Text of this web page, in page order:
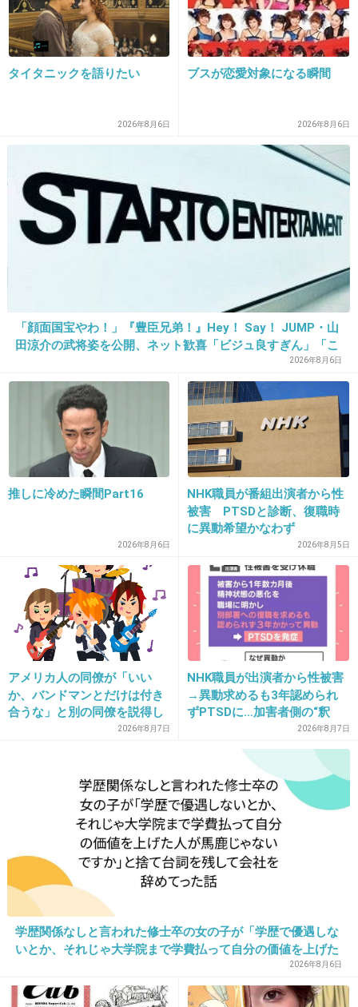
お二人とも無事でなにより。
17. 匿名 2018/03/20(火) 22:21:36
前方不注意って完全に高田純次が悪いね
-0
18. 匿名2018/03/20(火) 22:21:38
しなきゃならないよね
まだ20代なんだけど、老後どうすればいいんだろ…
+14
そろそろ免許返納を
考えた方がよろしいかと…
+22
20. 匿名2018/03/20(火) 22:22:40
お互い無事で良かった
っていうか高田純次70代なんだ！
2018/03/20(火) 22:23:38
どちらもケガなくて良かったです
お年だから、尚更気をつけないとね
2018/03/20(火) 22:23:39
「君、松嶋菜々子に似てるって言われない？え
タイタニックを語りたい
2026年8月6日
ブスが恋愛対象になる瞬間
2026年8月6日
「顔面国宝やわ！」『豊臣兄弟！』Hey！ Say！ JUMP・山
田涼介の武将姿を公開、ネット歓喜「ビジュ良すぎん」「こ
2026年8月6日
推しに冷めた瞬間Part16
2026年8月6日
NHK職員が番組出演者から性
被害 PTSDと診断、復職時
に異動希望かなわず
2026年8月5日
アメリカ人の同僚が「いい
か、バンドマンとだけは付き
合うな」と別の同僚を説得し
ており、そこにフランス人と
2026年8月7日
NHK職員が出演者から性被害
→異動求めるも3年認められ
ずPTSDに…加害者側の“釈
明”にコラムニスト「納得がい
かない」一方で組織体制の問
2026年8月7日
学歴関係なしと言われた修士卒の女の子が「学歴で優遇しな
いとか、それじゃ大学院まで学費払って自分の価値を上げた
人が馬鹿じゃないですか」と捨て台詞を残し会社を辞めてっ
た
2026年8月6日